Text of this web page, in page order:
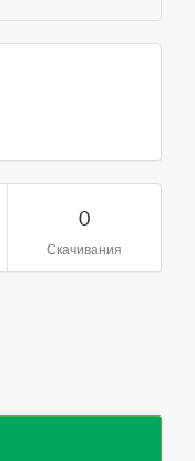
0
Скачивания